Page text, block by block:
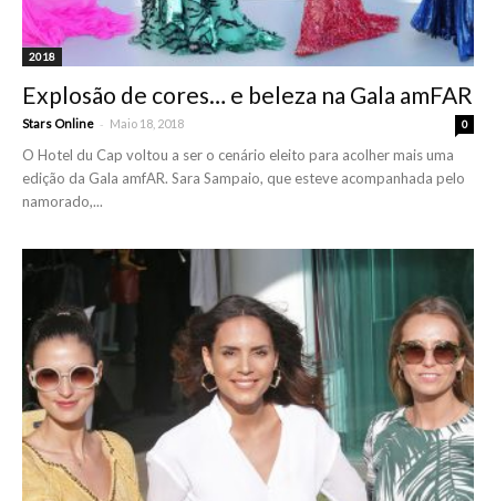
2018
Explosão de cores… e beleza na Gala amFAR
Stars Online - Maio 18, 2018 0
O Hotel du Cap voltou a ser o cenário eleito para acolher mais uma
edição da Gala amfAR. Sara Sampaio, que esteve acompanhada pelo
namorado,...